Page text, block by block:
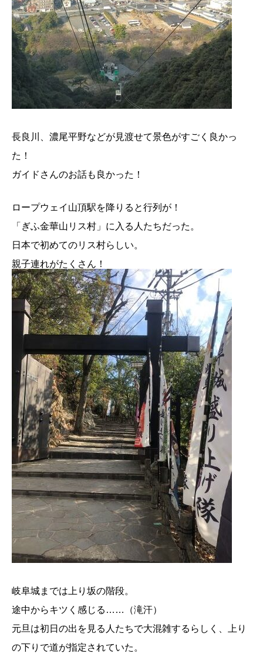
長良川、濃尾平野などが見渡せて景色がすごく良かっ
た！
ガイドさんのお話も良かった！
ロープウェイ山頂駅を降りると行列が！
「ぎふ金華山リス村」に入る人たちだった。
日本で初めてのリス村らしい。
親子連れがたくさん！
岐阜城までは上り坂の階段。
途中からキツく感じる……（滝汗）
元旦は初日の出を見る人たちで大混雑するらしく、上り
の下りで道が指定されていた。